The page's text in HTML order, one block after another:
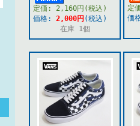
定価: 2,160円(税込)
価格: 2,000円 (税込)
在庫 1個
定
価